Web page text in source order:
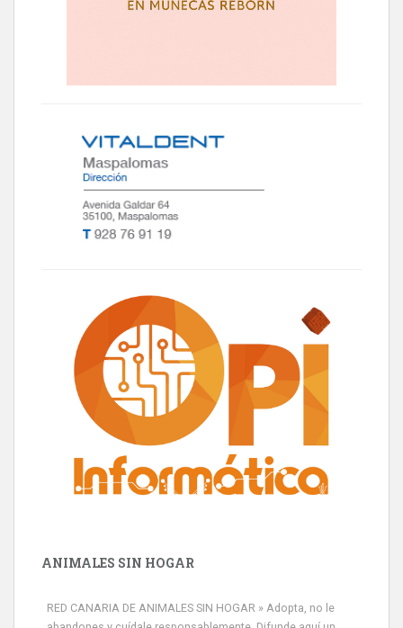
ANIMALES SIN HOGAR
RED CANARIA DE ANIMALES SIN HOGAR » Adopta, no le